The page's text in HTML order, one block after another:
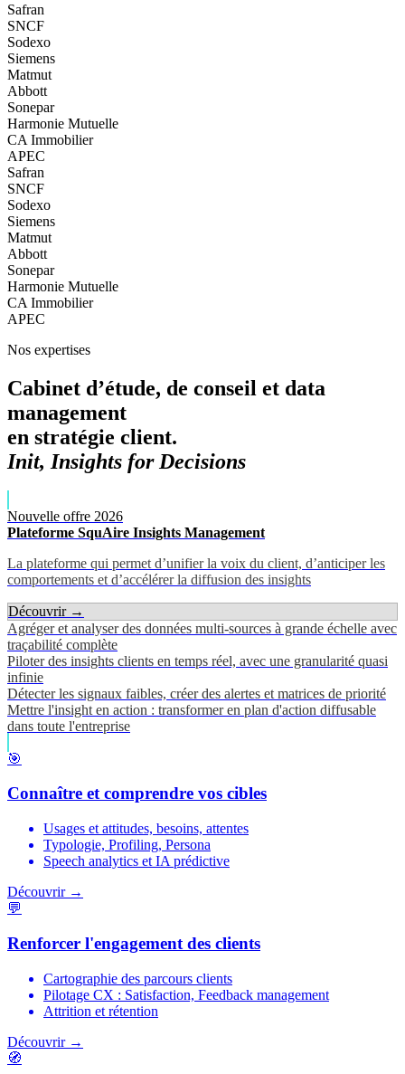
Safran
SNCF
Sodexo
Siemens
Matmut
Abbott
Sonepar
Harmonie Mutuelle
CA Immobilier
APEC
Safran
SNCF
Sodexo
Siemens
Matmut
Abbott
Sonepar
Harmonie Mutuelle
CA Immobilier
APEC
Nos expertises
Cabinet d’étude, de conseil et data
management
en stratégie client.
Init, Insights for Decisions
Nouvelle offre 2026
Plateforme SquAire Insights Management
La plateforme qui permet d’unifier la voix du client, d’anticiper les
comportements et d’accélérer la diffusion des insights
Découvrir →
Agréger et analyser des données multi-sources à grande échelle avec
traçabilité complète
Piloter des insights clients en temps réel, avec une granularité quasi
infinie
Détecter les signaux faibles, créer des alertes et matrices de priorité
Mettre l'insight en action : transformer en plan d'action diffusable
dans toute l'entreprise
🎯
Connaître et comprendre vos cibles
Usages et attitudes, besoins, attentes
Typologie, Profiling, Persona
Speech analytics et IA prédictive
Découvrir →
💬
Renforcer l'engagement des clients
Cartographie des parcours clients
Pilotage CX : Satisfaction, Feedback management
Attrition et rétention
Découvrir →
🧭